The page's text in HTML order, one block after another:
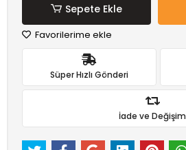
Sepete Ekle
Favorilerime ekle
Süper Hızlı Gönderi
İade ve Değişim